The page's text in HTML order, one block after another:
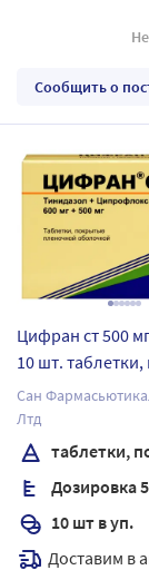
Сообщить о
Цифран ст 500
10 шт.
пленочной
Сан
Лтд
таблетки, покрытые
Дозировка 500
10 шт в уп.
Доставим в